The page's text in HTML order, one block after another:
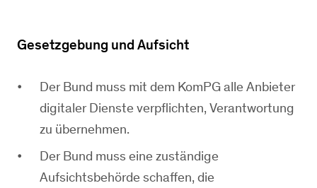
Gesetzgebung und Aufsicht
Der Bund muss mit dem KomPG alle Anbieter
digitaler Dienste verpflichten, Verantwortung
zu übernehmen.
Der Bund muss eine zuständige
Aufsichtsbehörde schaffen, die